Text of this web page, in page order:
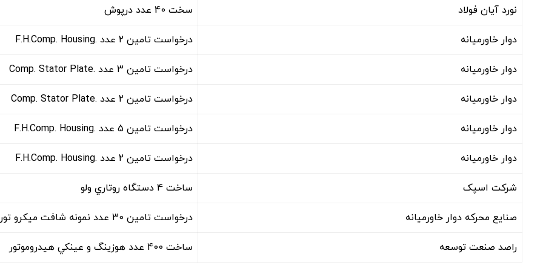
نورد آيان فولاد سخت 40 عدد درپوش
دوار خاورمیانه درخواست تامین 2 عدد .F.H.Comp. Housing
دوار خاورمیانه درخواست تامین 3 عدد .Comp. Stator Plate
دوار خاورمیانه درخواست تامین 2 عدد .Comp. Stator Plate
دوار خاورمیانه درخواست تامین 5 عدد .F.H.Comp. Housing
دوار خاورمیانه درخواست تامین 2 عدد .F.H.Comp. Housing
شرکت اسپک ساخت 4 دستگاه روتاري ولو
صنايع محرکه دوار خاورميانه درخواست تامین 30 عدد نمونه شافت ميکرو توربين
راصد صنعت توسعه ساخت 400 عدد هوزينگ و عينکي هيدروموتور